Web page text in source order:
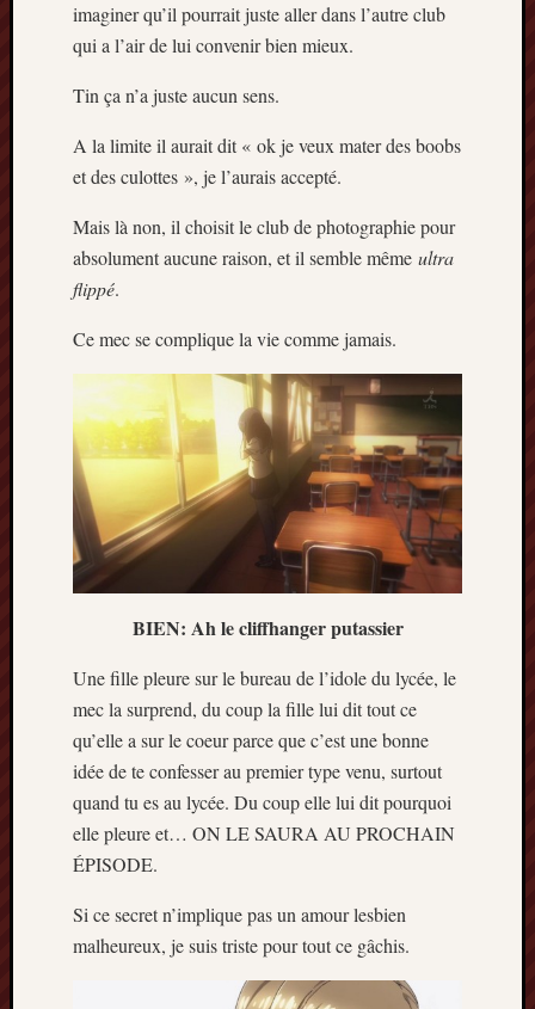
imaginer qu’il pourrait juste aller dans l’autre club
qui a l’air de lui convenir bien mieux.
Tin ça n’a juste aucun sens.
A la limite il aurait dit « ok je veux mater des boobs
et des culottes », je l’aurais accepté.
Mais là non, il choisit le club de photographie pour
absolument aucune raison, et il semble même ultra
flippé.
Ce mec se complique la vie comme jamais.
BIEN: Ah le cliffhanger putassier
Une fille pleure sur le bureau de l’idole du lycée, le
mec la surprend, du coup la fille lui dit tout ce
qu’elle a sur le coeur parce que c’est une bonne
idée de te confesser au premier type venu, surtout
quand tu es au lycée. Du coup elle lui dit pourquoi
elle pleure et… ON LE SAURA AU PROCHAIN
ÉPISODE.
Si ce secret n’implique pas un amour lesbien
malheureux, je suis triste pour tout ce gâchis.